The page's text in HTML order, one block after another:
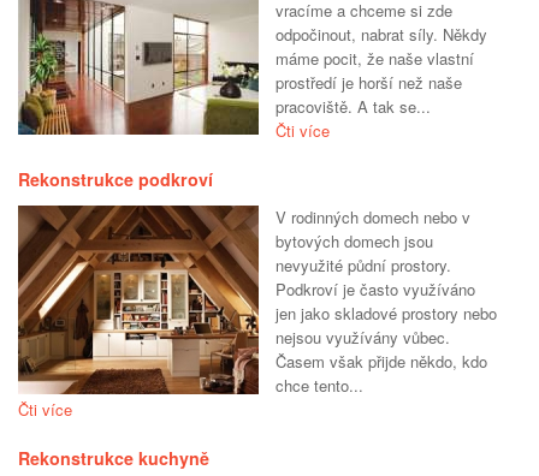
vracíme a chceme si zde
odpočinout, nabrat síly. Někdy
máme pocit, že naše vlastní
prostředí je horší než naše
pracoviště. A tak se...
Čti více
Rekonstrukce podkroví
V rodinných domech nebo v
bytových domech jsou
nevyužité půdní prostory.
Podkroví je často využíváno
jen jako skladové prostory nebo
nejsou využívány vůbec.
Časem však přijde někdo, kdo
chce tento...
Čti více
Rekonstrukce kuchyně